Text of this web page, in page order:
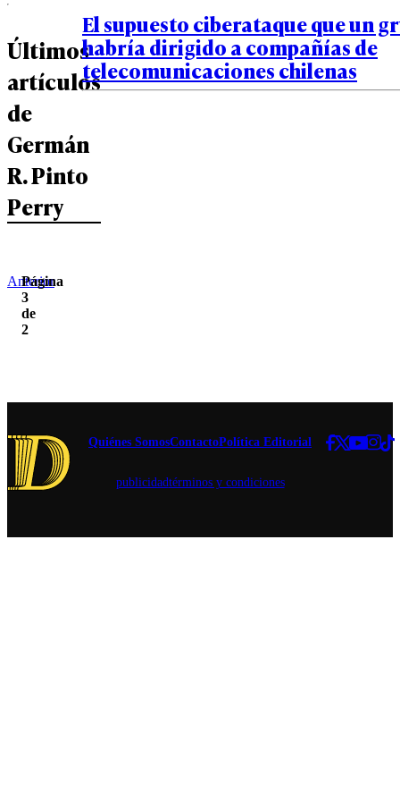
Últimos
artículos
de
Germán
R. Pinto
Perry
Anterior
Página
3
de
2
El supuesto ciberataque que un
habría dirigido a compañías de
telecomunicaciones chilenas
Quiénes SomosContactoPolítica Editorial
publicidadtérminos y condiciones